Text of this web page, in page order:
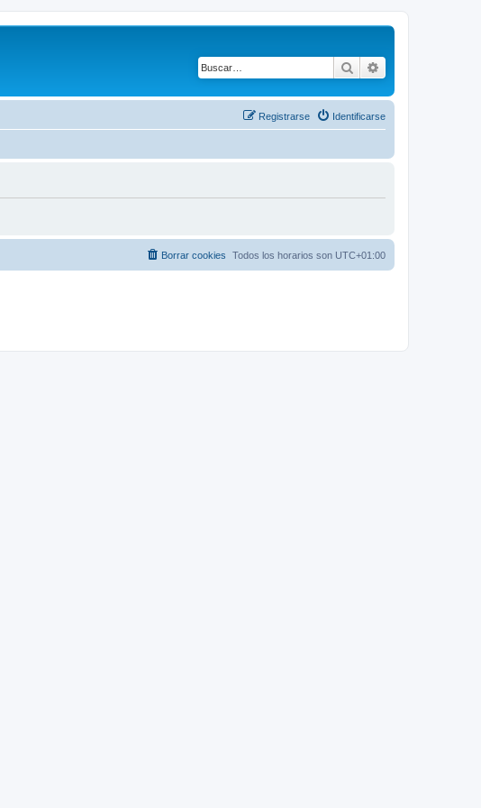
Buscar
Identificarse
Registrarse
Todos los horarios son UTC+01:00
Borrar cookies